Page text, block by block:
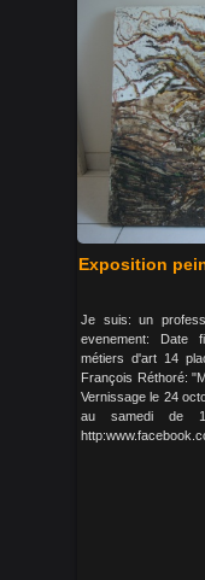
Exposition
Je suis: un
evenement: Date
métiers d'art 14
François Réthoré:
Vernissage le 24
au samedi de